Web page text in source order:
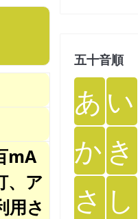
mA
、ア
用さ
五十音順
あ い
か き
さ し